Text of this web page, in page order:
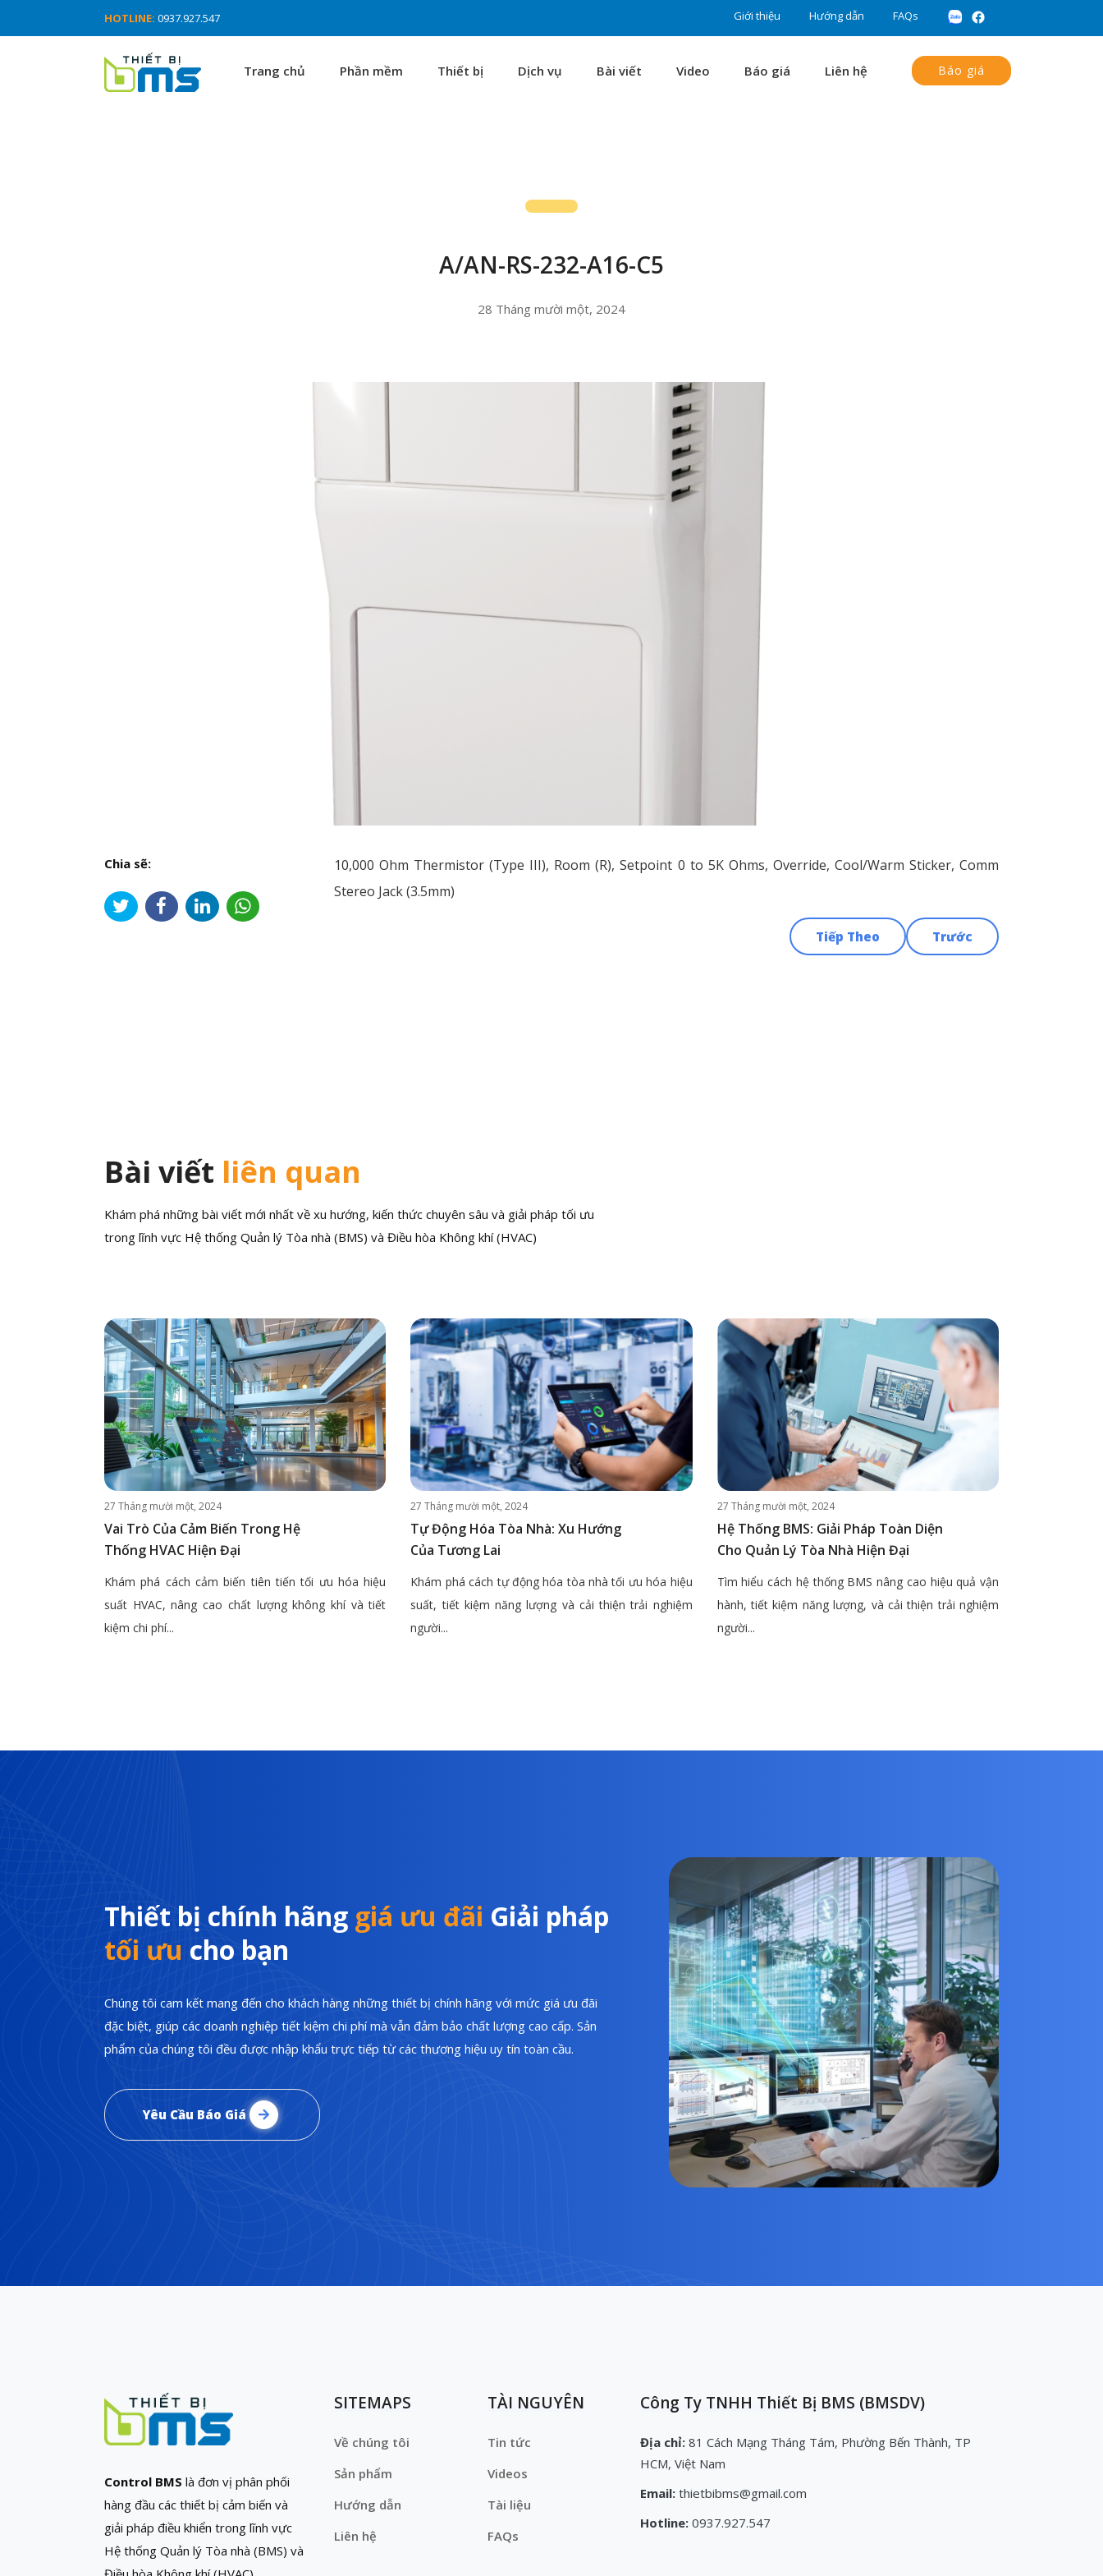
HOTLINE: 0937.927.547 Giới thiệu Hướng dẫn FAQs
Trang chủ Phần mềm Thiết bị Dịch vụ Bài viết Video Báo giá Liên hệ Báo giá
A/AN-RS-232-A16-C5
28 Tháng mười một, 2024
Chia sẽ:
10,000 Ohm Thermistor (Type III), Room (R), Setpoint 0 to 5K Ohms, Override, Cool/Warm Sticker, Comm
Stereo Jack (3.5mm)
Trước
Tiếp Theo
Bài viết liên quan
Khám phá những bài viết mới nhất về xu hướng, kiến thức chuyên sâu và giải pháp tối ưu
trong lĩnh vực Hệ thống Quản lý Tòa nhà (BMS) và Điều hòa Không khí (HVAC)
27 Tháng mười một, 2024
Vai Trò Của Cảm Biến Trong Hệ
Thống HVAC Hiện Đại
Khám phá cách cảm biến tiên tiến tối ưu hóa hiệu
suất HVAC, nâng cao chất lượng không khí và tiết
kiệm chi phí...
27 Tháng mười một, 2024
Tự Động Hóa Tòa Nhà: Xu Hướng
Của Tương Lai
Khám phá cách tự động hóa tòa nhà tối ưu hóa hiệu
suất, tiết kiệm năng lượng và cải thiện trải nghiệm
người...
27 Tháng mười một, 2024
Hệ Thống BMS: Giải Pháp Toàn Diện
Cho Quản Lý Tòa Nhà Hiện Đại
Tìm hiểu cách hệ thống BMS nâng cao hiệu quả vận
hành, tiết kiệm năng lượng, và cải thiện trải nghiệm
người...
Thiết bị chính hãng giá ưu đãi Giải pháp
tối ưu cho bạn
Chúng tôi cam kết mang đến cho khách hàng những thiết bị chính hãng với mức giá ưu đãi
đặc biệt, giúp các doanh nghiệp tiết kiệm chi phí mà vẫn đảm bảo chất lượng cao cấp. Sản
phẩm của chúng tôi đều được nhập khẩu trực tiếp từ các thương hiệu uy tín toàn cầu.
Yêu Cầu Báo Giá
Control BMS là đơn vị phân phối
hàng đầu các thiết bị cảm biến và
giải pháp điều khiển trong lĩnh vực
Hệ thống Quản lý Tòa nhà (BMS) và
SITEMAPS
Về chúng tôi
Sản phẩm
Hướng dẫn
Liên hệ
TÀI NGUYÊN
Tin tức
Videos
Tài liệu
FAQs
Công Ty TNHH Thiết Bị BMS (BMSDV)
Địa chỉ: 81 Cách Mạng Tháng Tám, Phường Bến Thành, TP
HCM, Việt Nam
Email: thietbibms@gmail.com
Hotline: 0937.927.547